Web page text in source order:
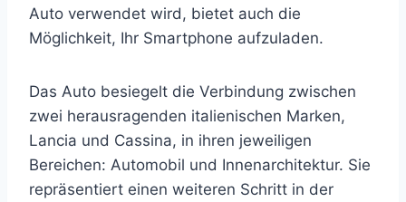
Auto verwendet wird, bietet auch die
Möglichkeit, Ihr Smartphone aufzuladen.
Das Auto besiegelt die Verbindung zwischen
zwei herausragenden italienischen Marken,
Lancia und Cassina, in ihren jeweiligen
Bereichen: Automobil und Innenarchitektur. Sie
repräsentiert einen weiteren Schritt in der